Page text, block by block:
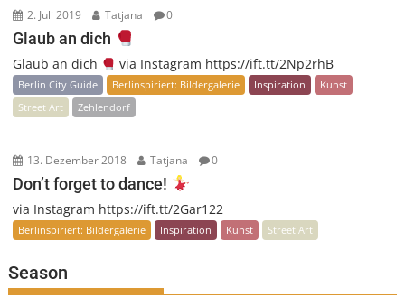
2. Juli 2019 Tatjana 0
Glaub an dich
Glaub an dich via Instagram https://ift.tt/2Np2rhB
Berlin City Guide Berlinspiriert: Bildergalerie Inspiration
Kunst
Street Art
Zehlendorf
13. Dezember 2018 Tatjana 0
Don’t forget to dance!
via Instagram https://ift.tt/2Gar122
Berlinspiriert: Bildergalerie Inspiration Kunst Street Art
Season